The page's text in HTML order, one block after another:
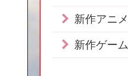
新作アニメ
新作ゲーム